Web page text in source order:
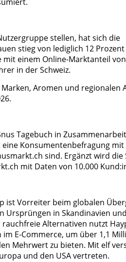
stellen, hat sich die
stieg von lediglich 12 Prozent
einem Online-Marktanteil
in der Schweiz.
Aromen und regionalen
Tagebuch in
Konsumentenbefragung
sind. Ergänzt wird
mit Daten von 10.000
ist Vorreiter beim globalen
Ursprüngen in Skandinavien
Alternativen nutzt
E-Commerce, um über 1,1
Mehrwert zu bieten. Mit elf
und den USA vertreten.